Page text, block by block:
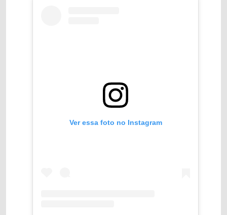
Ver essa foto no Instagram